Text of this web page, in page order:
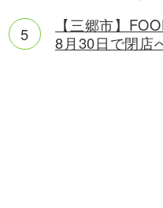
【三郷市】
8月30日で閉